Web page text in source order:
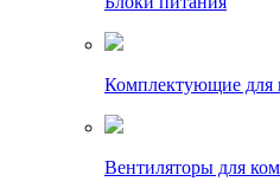
Комплектующие для
Вентиляторы для